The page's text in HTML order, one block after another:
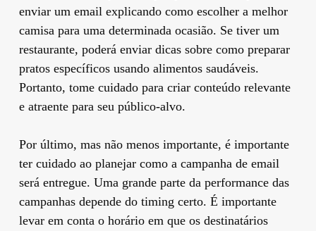
enviar um email explicando como escolher a melhor
camisa para uma determinada ocasião. Se tiver um
restaurante, poderá enviar dicas sobre como preparar
pratos específicos usando alimentos saudáveis.
Portanto, tome cuidado para criar conteúdo relevante
e atraente para seu público-alvo.
Por último, mas não menos importante, é importante
ter cuidado ao planejar como a campanha de email
será entregue. Uma grande parte da performance das
campanhas depende do timing certo. É importante
levar em conta o horário em que os destinatários